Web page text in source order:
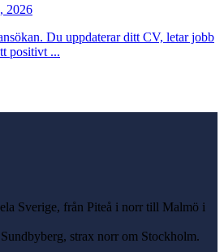
2026
Du uppdaterar ditt CV, letar jobb
positivt ...
Sverige, från Piteå i norr till Malmö i
strax norr om Stockholm.